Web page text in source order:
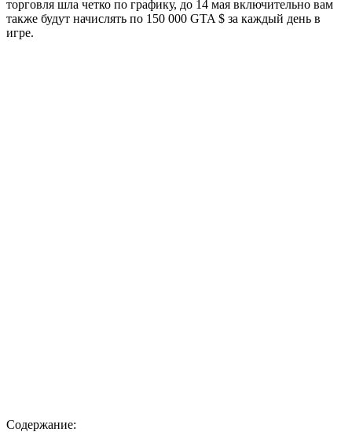
торговля шла четко по графику, до 14 мая включительно вам
также будут начислять по 150 000 GTA $ за каждый день в
игре.
Содержание: